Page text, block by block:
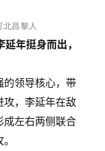
昌黎人
年挺身而出，
的领导核心，带
攻，李延年在敌
成左右两侧联合